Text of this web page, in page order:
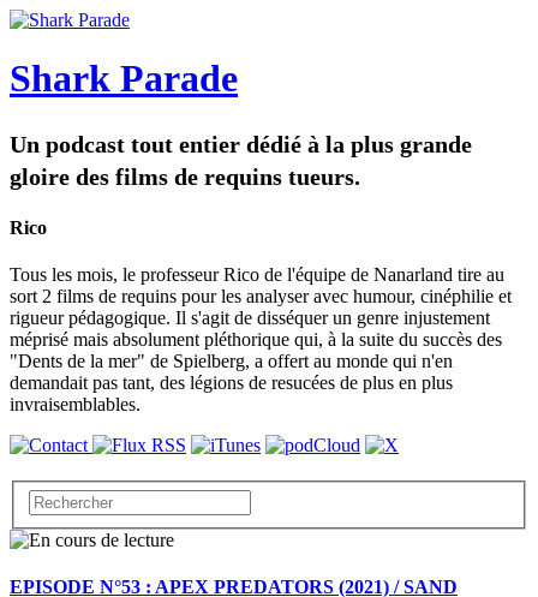
Shark Parade
Un podcast tout entier dédié à la plus grande
gloire des films de requins tueurs.
Rico
Tous les mois, le professeur Rico de l'équipe de Nanarland tire au
sort 2 films de requins pour les analyser avec humour, cinéphilie et
rigueur pédagogique. Il s'agit de disséquer un genre injustement
méprisé mais absolument pléthorique qui, à la suite du succès des
"Dents de la mer" de Spielberg, a offert au monde qui n'en
demandait pas tant, des légions de resucées de plus en plus
invraisemblables.
EPISODE N°53 : APEX PREDATORS (2021) / SAND